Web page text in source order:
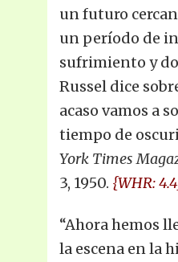
un futuro
un período de
sufrimiento y
Russel dice
acaso vamos a
tiempo de
York Times
3, 1950. {WHR:
“Ahora hemos
la escena en la